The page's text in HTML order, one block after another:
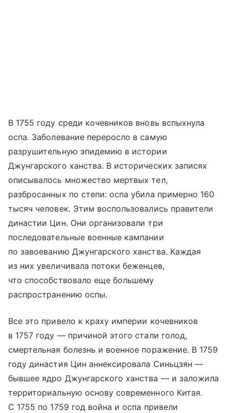
В 1755 году среди кочевников вновь вспыхнула
оспа. Заболевание переросло в самую
разрушительную эпидемию в истории
Джунгарского ханства. В исторических записях
описывалось множество мертвых тел,
разбросанных по степи: оспа убила примерно 160
тысяч человек. Этим воспользовались правители
династии Цин. Они организовали три
последовательные военные кампании
по завоеванию Джунгарского ханства. Каждая
из них увеличивала потоки беженцев,
что способствовало еще большему
распространению оспы.
Все это привело к краху империи кочевников
в 1757 году — причиной этого стали голод,
смертельная болезнь и военное поражение. В 1759
году династия Цин аннексировала Синьцзян —
бывшее ядро Джунгарского ханства — и заложила
территориальную основу современного Китая.
С 1755 по 1759 год война и оспа привели